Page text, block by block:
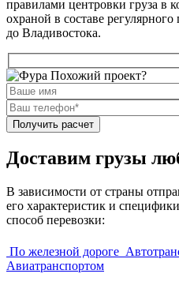
правилами центровки груза в
охраной в составе
до Владивостока.
Похожий проект?
Доставим грузы
В зависимости от страны
его характеристик и
способ перевозки:
По железной дороге
Авиатранспортом